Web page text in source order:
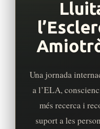
Una jornada
a l’ELA,
més recerca i
suport a les